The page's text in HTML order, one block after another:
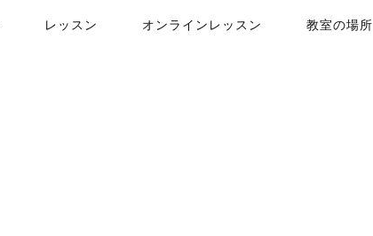
レッスン オンラインレッスン 教室の場所